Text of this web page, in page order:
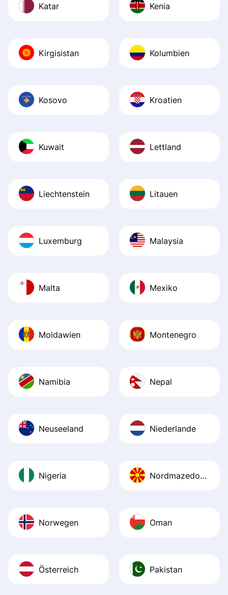
Katar Kenia
Kirgisistan Kolumbien
Kosovo Kroatien
Kuwait Lettland
Liechtenstein Litauen
Luxemburg Malaysia
Malta Mexiko
Moldawien Montenegro
Namibia Nepal
Neuseeland Niederlande
Nigeria Nordmazedonien
Norwegen Oman
Österreich Pakistan